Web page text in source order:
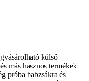
külső
más hasznos termékek
próba babzsákra és